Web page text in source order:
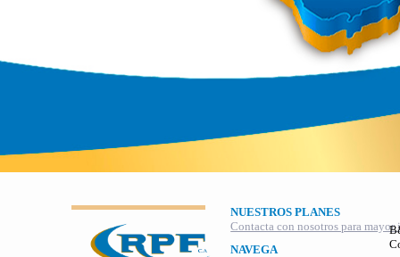
NUESTROS PLANES
Contacta con nosotros para
NAVEGA